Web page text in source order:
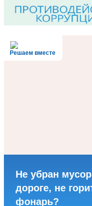
Решаем вместе
Не убран
дороге, не
фонарь?